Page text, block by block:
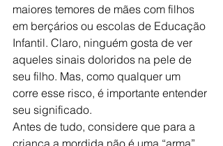
maiores temores de mães com filhos
em berçários ou escolas de Educação
Infantil. Claro, ninguém gosta de ver
aqueles sinais doloridos na pele de
seu filho. Mas, como qualquer um
corre esse risco, é importante entender
seu significado.
Antes de tudo, considere que para a
criança a mordida não é uma “arma”,